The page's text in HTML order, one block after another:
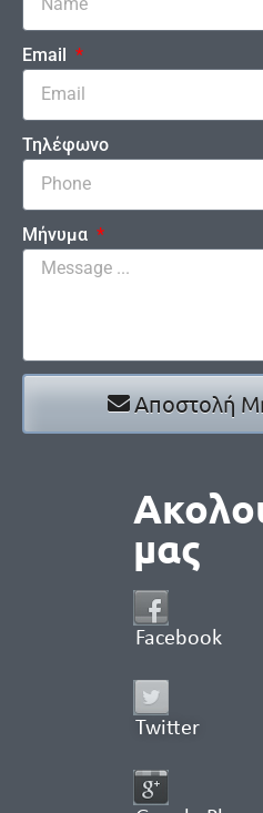
Email
Τηλέφωνο
Μήνυμα
Αποστολή
μας
Facebook
Twitter